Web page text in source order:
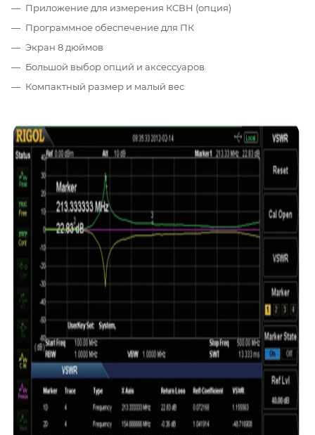
Приложение для измерения КСВН (опция)
Программное обеспечение для ПК
Экран 8 дюймов
Большой выбор опций и аксессуаров
Компактный размер и малый вес